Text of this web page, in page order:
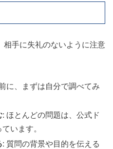
相手に失礼のないように注意
に、まずは自分で調べてみ
: ほとんどの問題は、公式ド
います。
: 質問の背景や目的を伝える